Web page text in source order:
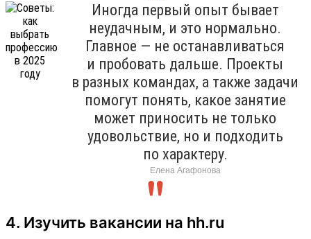
Иногда первый опыт бывает
неудачным, и это нормально.
Главное — не останавливаться
и пробовать дальше. Проекты
в разных командах, а также задачи
помогут понять, какое занятие
может приносить не только
удовольствие, но и подходить
по характеру.
Елена Агафонова
4. Изучить вакансии на hh.ru